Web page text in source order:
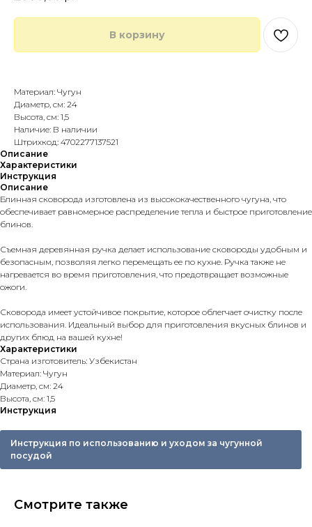
В корзину
Материал: Чугун
Диаметр, см: 24
Высота, см: 1,5
Наличие: В наличии
Штрихкод: 4702277137521
Описание
Характеристики
Инструкция
Описание
Блинная сковорода изготовлена из высококачественного чугуна, что
обеспечивает равномерное распределение тепла и быстрое приготовление
блинов.
Съемная деревянная ручка делает использование сковороды удобным и
безопасным, позволяя легко перемещать ее по кухне. Ручка также не
нагревается во время приготовления, что предотвращает возможные
ожоги.
Сковорода имеет устойчивое покрытие, которое облегчает очистку после
использования. Идеальный выбор для приготовления вкусных блинов и
других блюд на вашей кухне!
Характеристики
Страна изготовитель: Узбекистан
Материал: Чугун
Диаметр, см: 24
Высота, см: 1,5
Инструкция
Инструкция по использованию и уходом за чугунной
посудой
Смотрите также